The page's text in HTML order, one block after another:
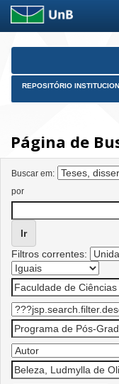
Skip
REPOSITÓRIO
Página de
Buscar em:
por
Filtros correntes: